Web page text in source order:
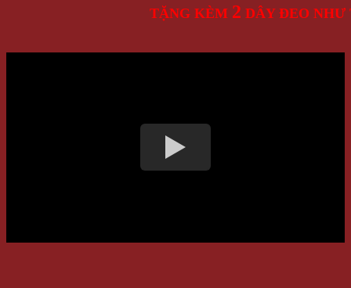
TẶNG KÈM 2 DÂY ĐEO NHƯ